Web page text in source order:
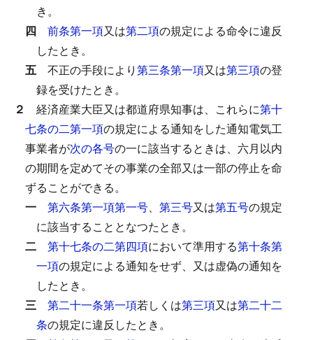
き。
四 前条第一項又は第二項の規定による命令に違反
したとき。
五 不正の手段により第三条第一項又は第三項の登
録を受けたとき。
２ 経済産業大臣又は都道府県知事は、これらに第十
七条の二第一項の規定による通知をした通知電気工
事業者が次の各号の一に該当するときは、六月以内
の期間を定めてその事業の全部又は一部の停止を命
ずることができる。
一 第六条第一項第一号、 第三号又は第五号の規定
に該当することとなつたとき。
二 第十七条の二第四項において準用する第十条第
一項の規定による通知をせず、又は虚偽の通知を
したとき。
三 第二十一条第一項若しくは第三項又は第二十二
条の規定に違反したとき。